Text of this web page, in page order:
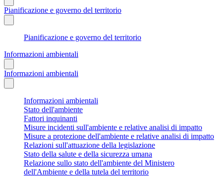
Pianificazione e governo del territorio
Pianificazione e governo del territorio
Informazioni ambientali
Informazioni ambientali
Informazioni ambientali
Stato dell'ambiente
Fattori inquinanti
Misure incidenti sull'ambiente e relative analisi di impatto
Misure a protezione dell'ambiente e relative analisi di impatto
Relazioni sull'attuazione della legislazione
Stato della salute e della sicurezza umana
Relazione sullo stato dell'ambiente del Ministero
dell'Ambiente e della tutela del territorio